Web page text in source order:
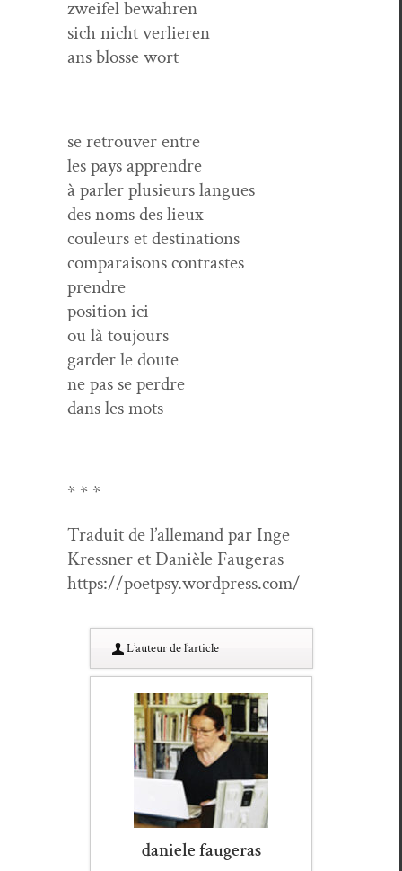
zweifel bewahren
sich nicht verlieren
ans blosse wort
se retrou­ver entre
les pays apprendre
à par­ler plusieurs langues
des noms des lieux
couleurs et destinations
com­para­isons contrastes
prendre
posi­tion ici
ou là toujours
garder le doute
ne pas se perdre
dans les mots
* * *
Traduit de l’alle­mand par Inge
Kress­ner et Danièle Faugeras
https://poetpsy.wordpress.com/
L’au­teur de l’article
daniele faugeras